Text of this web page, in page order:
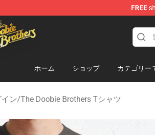
FREE
The Doobie Brothers Merchandise Shop
ホーム ショップ カテゴリー
ン/The Doobie Brothers Tシャツ